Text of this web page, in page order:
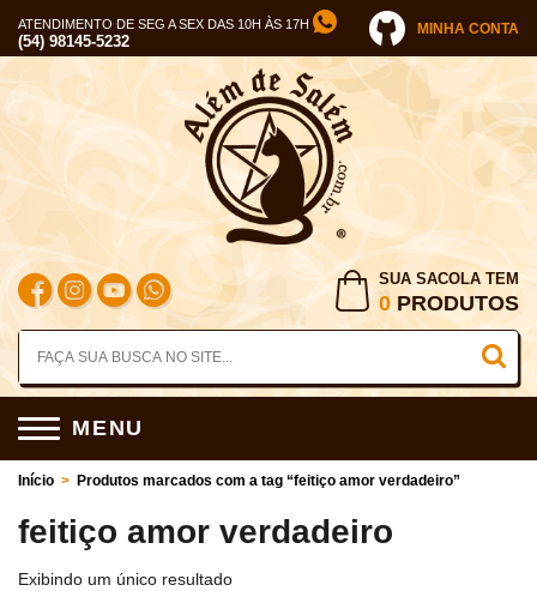
ATENDIMENTO DE SEG A SEX DAS 10H ÀS 17H
(54) 98145-5232
MINHA CONTA
SUA SACOLA TEM
0 PRODUTOS
MENU
Início > Produtos marcados com a tag “feitiço amor verdadeiro”
feitiço amor verdadeiro
Exibindo um único resultado